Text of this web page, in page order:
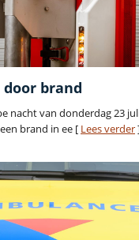
brand
nacht van donderdag 23
brand in ee [ Lees verder